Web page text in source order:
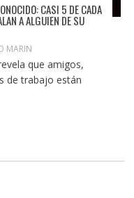
CASI 5 DE CADA
A ALGUIEN DE SU
MARIN
que amigos,
de trabajo están